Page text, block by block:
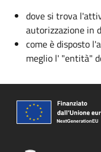
dove si trova
autorizzazione in
come è disposto
meglio l' "entità"